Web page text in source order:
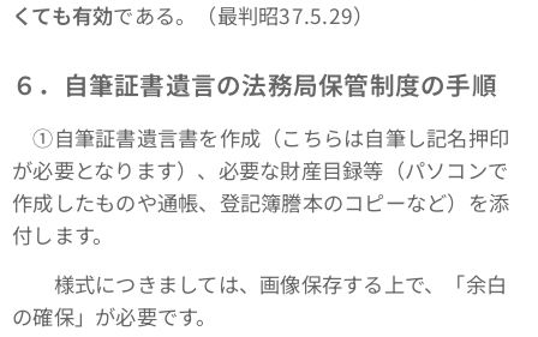
くても有効である。（最判昭37.5.29）
６．自筆証書遺言の法務局保管制度の手順
①自筆証書遺言書を作成（こちらは自筆し記名押印
が必要となります）、必要な財産目録等（パソコンで
作成したものや通帳、登記簿謄本のコピーなど）を添
付します。
様式につきましては、画像保存する上で、「余白
の確保」が必要です。